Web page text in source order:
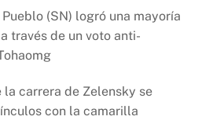
(SN) logró una mayoría
través de un voto anti-
carrera de Zelensky se
con la camarilla